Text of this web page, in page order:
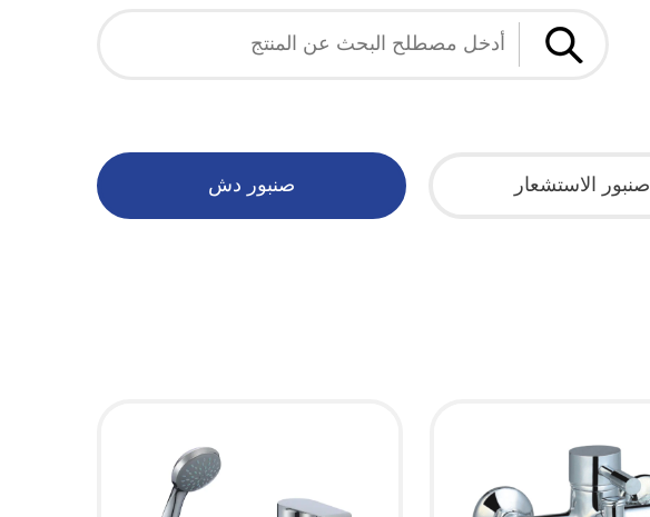
صنبور الاستشعار صنبور دش